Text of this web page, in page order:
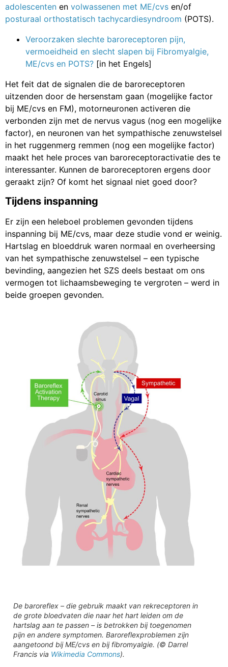
adolescenten en volwassenen met ME/cvs en/of
posturaal orthostatisch tachycardiesyndroom (POTS).
Veroorzaken slechte baroreceptoren pijn,
vermoeidheid en slecht slapen bij Fibromyalgie,
ME/cvs en POTS? [in het Engels]
Het feit dat de signalen die de baroreceptoren
uitzenden door de hersenstam gaan (mogelijke factor
bij ME/cvs en FM), motorneuronen activeren die
verbonden zijn met de nervus vagus (nog een mogelijke
factor), en neuronen van het sympathische zenuwstelsel
in het ruggenmerg remmen (nog een mogelijke factor)
maakt het hele proces van baroreceptoractivatie des te
interessanter. Kunnen de baroreceptoren ergens door
geraakt zijn? Of komt het signaal niet goed door?
Tijdens inspanning
Er zijn een heleboel problemen gevonden tijdens
inspanning bij ME/cvs, maar deze studie vond er weinig.
Hartslag en bloeddruk waren normaal en overheersing
van het sympathische zenuwstelsel – een typische
bevinding, aangezien het SZS deels bestaat om ons
vermogen tot lichaamsbeweging te vergroten – werd in
beide groepen gevonden.
De baroreflex – die gebruik maakt van rekreceptoren in
de grote bloedvaten die naar het hart leiden om de
hartslag aan te passen – is betrokken bij toegenomen
pijn en andere symptomen. Baroreflexproblemen zijn
aangetoond bij ME/cvs en bij fibromyalgie. (© Darrel
Francis via Wikimedia Commons).